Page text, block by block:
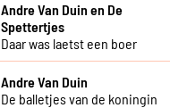
Andre Van Duin en De
Spettertjes
Daar was laetst een boer
Andre Van Duin
De balletjes van de koningin